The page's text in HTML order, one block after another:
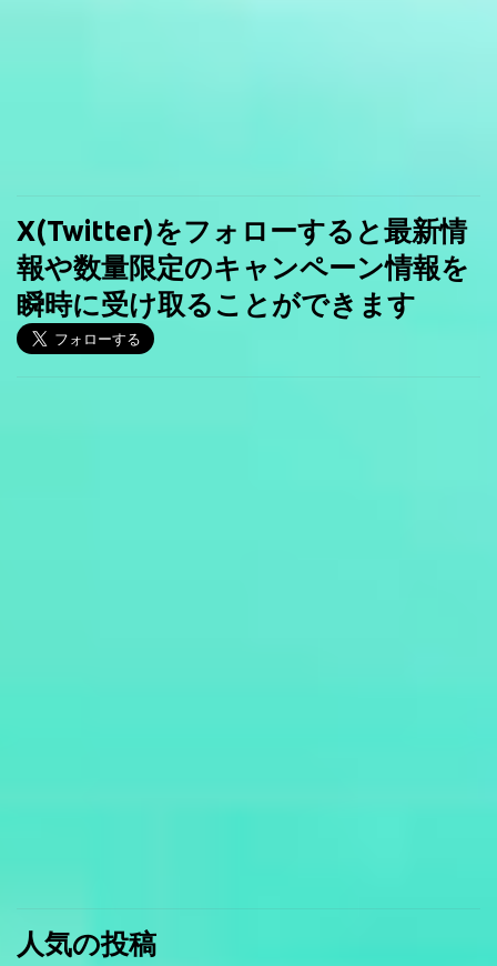
X(Twitter)をフォローすると最新情
報や数量限定のキャンペーン情報を
瞬時に受け取ることができます
人気の投稿